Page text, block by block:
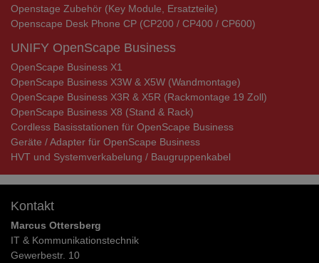
Openstage Zubehör (Key Module, Ersatzteile)
Openscape Desk Phone CP (CP200 / CP400 / CP600)
UNIFY OpenScape Business
OpenScape Business X1
OpenScape Business X3W & X5W (Wandmontage)
OpenScape Business X3R & X5R (Rackmontage 19 Zoll)
OpenScape Business X8 (Stand & Rack)
Cordless Basisstationen für OpenScape Business
Geräte / Adapter für OpenScape Business
HVT und Systemverkabelung / Baugruppenkabel
Kontakt
Marcus Ottersberg
IT & Kommunikationstechnik
Gewerbestr. 10